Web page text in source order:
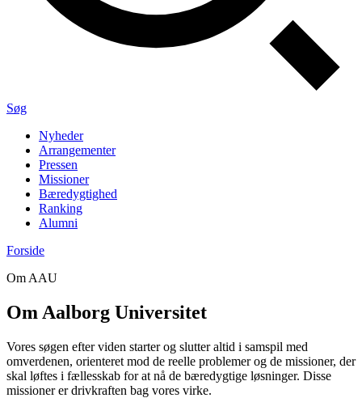
Søg
Nyheder
Arrangementer
Pressen
Missioner
Bæredygtighed
Ranking
Alumni
Forside
Om AAU
Om Aalborg Universitet
Vores søgen efter viden starter og slutter altid i samspil med
omverdenen, orienteret mod de reelle problemer og de missioner, der
skal løftes i fællesskab for at nå de bæredygtige løsninger. Disse
missioner er drivkraften bag vores virke.